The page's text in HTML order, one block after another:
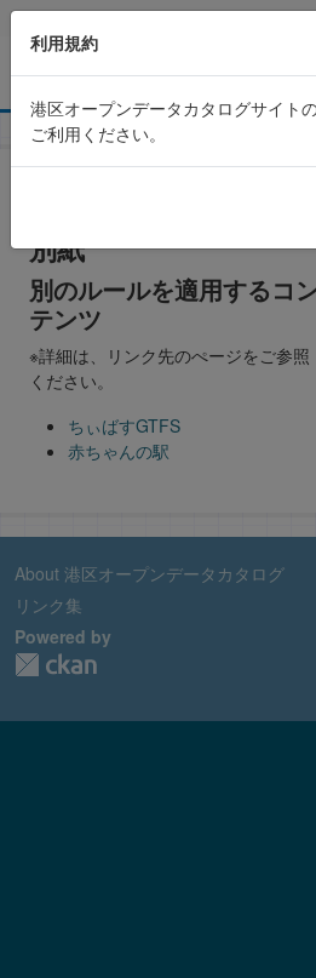
Skip to main content
別紙
別のルールを適用するコ
テンツ
※詳細は、リンク先のぺージをご参照
ください。
ちぃばすGTFS
赤ちゃんの駅
About 港区オープンデータカタログ
リンク集
Powered by
利用規約
港区オープンデータカタログサイト
ご利用ください。